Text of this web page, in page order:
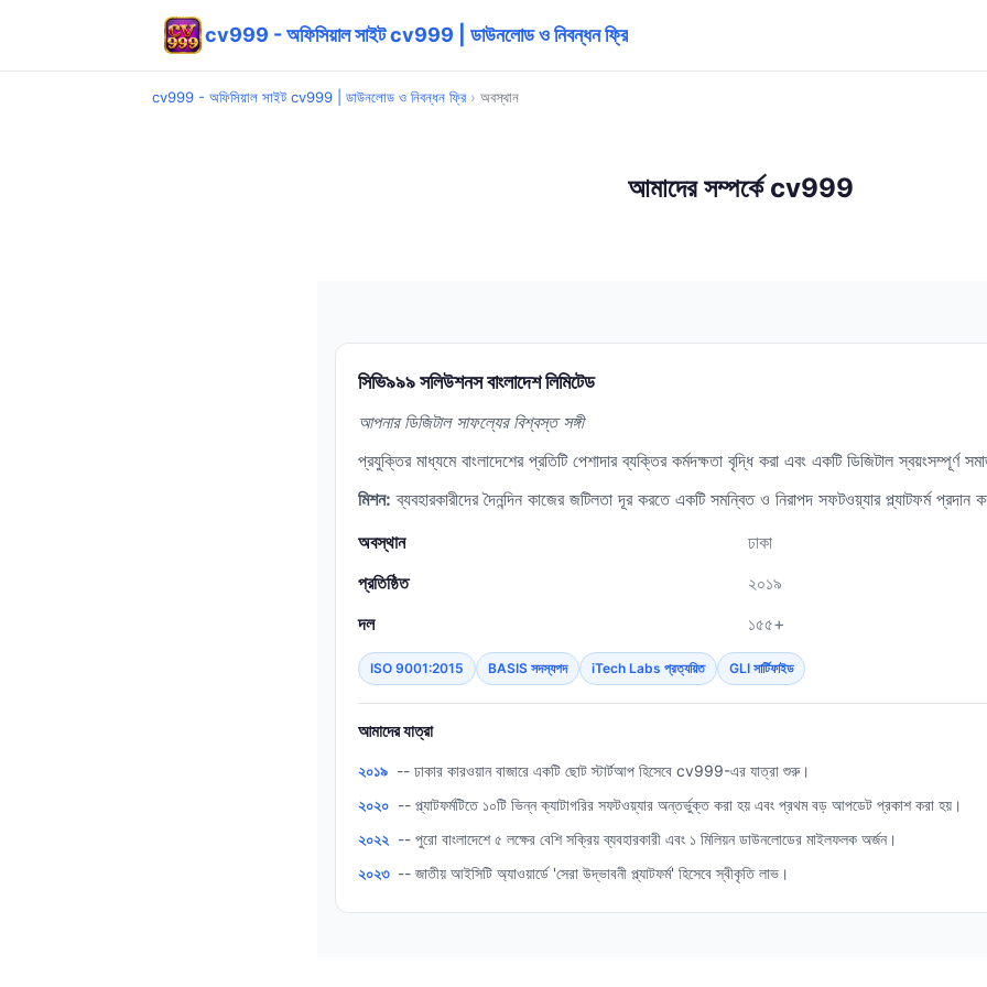
cv999 - অফিসিয়াল সাইট cv999 | ডাউনলোড ও নিবন্ধন ফ্রি
cv999 - অফিসিয়াল সাইট cv999 | ডাউনলোড ও নিবন্ধন ফ্রি › অবস্থান
আমাদের সম্পর্কে cv999
সিভি৯৯৯ সলিউশনস বাংলাদেশ লিমিটেড
আপনার ডিজিটাল সাফল্যের বিশ্বস্ত সঙ্গী
প্রযুক্তির মাধ্যমে বাংলাদেশের প্রতিটি পেশাদার ব্যক্তির কর্মদক্ষতা বৃদ্ধি করা এবং একটি ডিজিটাল স্বয়ংসম্পূর্ণ
মিশন: ব্যবহারকারীদের দৈনন্দিন কাজের জটিলতা দূর করতে একটি সমন্বিত ও নিরাপদ সফটওয়্যার প্ল্যাটফর্ম প্রদান
অবস্থান
ঢাকা
প্রতিষ্ঠিত
২০১৯
দল
১৫৫+
ISO 9001:2015 BASIS সদস্যপদ iTech Labs প্রত্যয়িত GLI সার্টিফাইড
আমাদের যাত্রা
২০১৯ -- ঢাকার কারওয়ান বাজারে একটি ছোট স্টার্টআপ হিসেবে cv999-এর যাত্রা শুরু।
২০২০ -- প্ল্যাটফর্মটিতে ১০টি ভিন্ন ক্যাটাগরির সফটওয়্যার অন্তর্ভুক্ত করা হয় এবং প্রথম বড় আপডেট প্রকাশ করা হয়।
২০২২ -- পুরো বাংলাদেশে ৫ লক্ষের বেশি সক্রিয় ব্যবহারকারী এবং ১ মিলিয়ন ডাউনলোডের মাইলফলক অর্জন।
২০২৩ -- জাতীয় আইসিটি অ্যাওয়ার্ডে 'সেরা উদ্ভাবনী প্ল্যাটফর্ম' হিসেবে স্বীকৃতি লাভ।